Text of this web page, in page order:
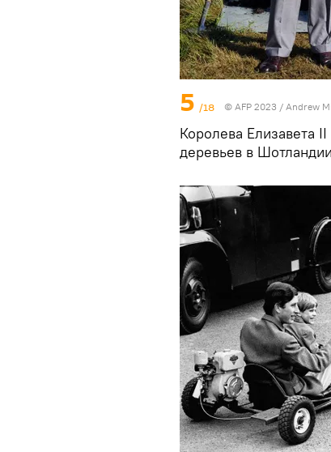
5 /18 © AFP 2023 / Andrew
Королева Елизавета
деревьев в